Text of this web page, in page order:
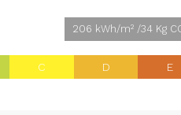
C D E
206 kWh/m² /34 Kg